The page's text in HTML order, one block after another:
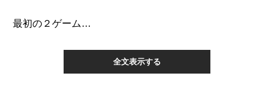
最初の２ゲーム…
全文表示する